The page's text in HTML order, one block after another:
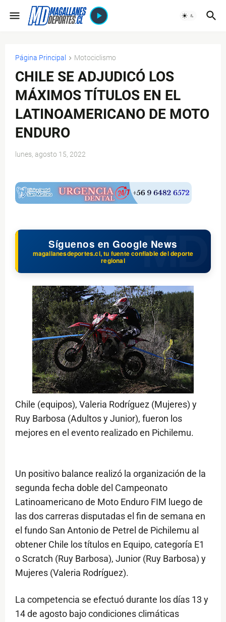
Página Principal Motociclismo
CHILE SE ADJUDICÓ LOS
MÁXIMOS TÍTULOS EN EL
LATINOAMERICANO DE MOTO
ENDURO
lunes, agosto 15, 2022
Síguenos en Google News
magallanesdeportes.cl, tu fuente confiable del deporte
regional
Chile (equipos), Valeria Rodríguez (Mujeres) y
Ruy Barbosa (Adultos y Junior), fueron los
mejores en el evento realizado en Pichilemu.
Un positivo balance realizó la organización de la
segunda fecha doble del Campeonato
Latinoamericano de Moto Enduro FIM luego de
las dos carreras disputadas el fin de semana en
el fundo San Antonio de Petrel de Pichilemu al
obtener Chile los títulos en Equipo, categoría E1
o Scratch (Ruy Barbosa), Junior (Ruy Barbosa) y
Mujeres (Valeria Rodríguez).
La competencia se efectuó durante los días 13 y
14 de agosto bajo condiciones climáticas